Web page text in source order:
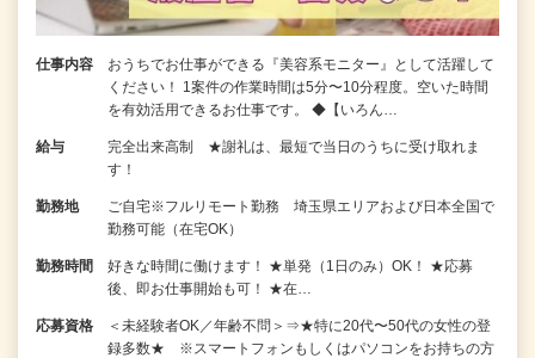
仕事内容
おうちでお仕事ができる『美容系モニター』として活躍して
ください！ 1案件の作業時間は5分〜10分程度。空いた時間
を有効活用できるお仕事です。 ◆【いろん…
給与
完全出来高制 ★謝礼は、最短で当日のうちに受け取れま
す！
勤務地
ご自宅※フルリモート勤務 埼玉県エリアおよび日本全国で
勤務可能（在宅OK）
勤務時間
好きな時間に働けます！ ★単発（1日のみ）OK！ ★応募
後、即お仕事開始も可！ ★在…
応募資格
＜未経験者OK／年齢不問＞⇒★特に20代〜50代の女性の登
録多数★ ※スマートフォンもしくはパソコンをお持ちの方